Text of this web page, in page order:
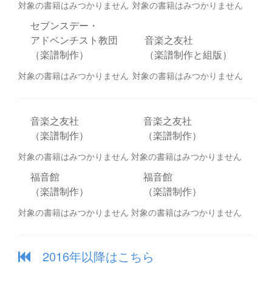
対象の書籍はみつかりません 対象の書籍はみつかりません
セブンスデー・
アドベンチスト教団
（楽譜制作）
対象の書籍はみつかりません
音楽之友社
（楽譜制作と組版）
対象の書籍はみつかりません
音楽之友社
（楽譜制作）
対象の書籍はみつかりません
音楽之友社
（楽譜制作）
対象の書籍はみつかりません
福音館
（楽譜制作）
対象の書籍はみつかりません
福音館
（楽譜制作）
対象の書籍はみつかりません
2016年以降はこちら